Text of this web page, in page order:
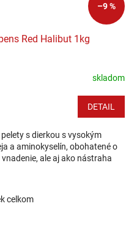
–9 %
Red Halibut 1kg
skladom
DETAIL
s dierkou s vysokým
a aminokyselín, obohatené o
ale aj ako nástraha
prvky výpisu
celkom